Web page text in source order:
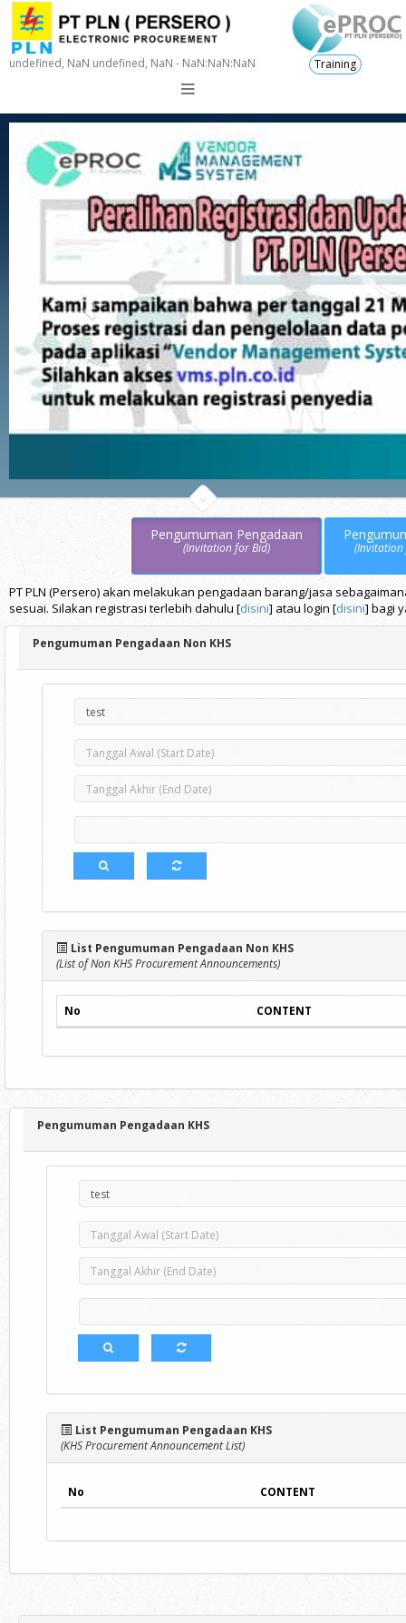
undefined, NaN undefined, NaN - NaN:NaN:NaN Training
Pengumuman Pengadaan
(Invitation for Bid) (Invitation
PT PLN (Persero) akan melakukan pengadaan barang/jasa
sesuai. Silakan registrasi terlebih dahulu [disini] atau login [disini] bagi
Pengumuman Pengadaan Non KHS
List Pengumuman Pengadaan Non KHS
(List of Non KHS Procurement Announcements)
No CONTENT
Pengumuman Pengadaan KHS
List Pengumuman Pengadaan KHS
(KHS Procurement Announcement List)
No CONTENT